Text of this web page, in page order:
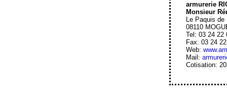
armurerie
Monsieur
Le Paquis de
08110
Tel: 03 24 22
Fax: 03 24
Web:
Mail:
Cotisation: